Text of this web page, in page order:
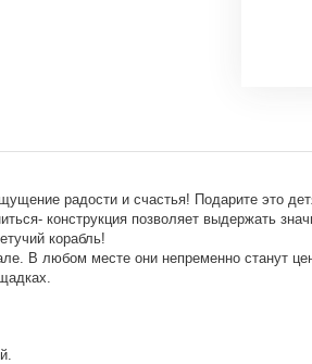
радости и счастья! Подарите это
конструкция позволяет выдержать
корабль!
В любом месте они непременно станут